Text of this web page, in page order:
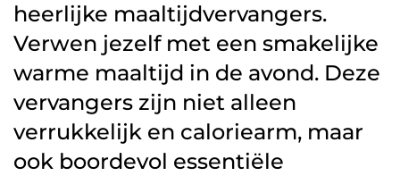
heerlijke maaltijdvervangers.
Verwen jezelf met een smakelijke
warme maaltijd in de avond. Deze
vervangers zijn niet alleen
verrukkelijk en caloriearm, maar
ook boordevol essentiële